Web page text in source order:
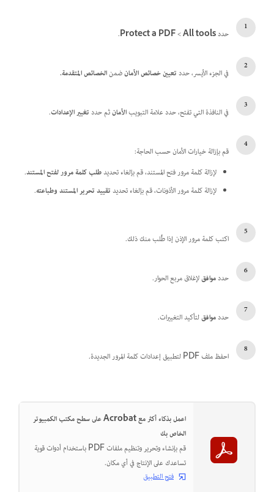
حددAll tools
> ‏
Protect a PDF
.
في الجزء الأيسر، حددتعيين خصائص الأمانضمنالخصائص المتقدمة.
في النافذة التي تفتح، حدد علامة التبويبالأمانثم حددتغيير الإعدادات.
قم بإزالة خيارات الأمان حسب الحاجة:
لإزالة كلمة مرور فتح المستند، قم بإلغاء تحديدطلب كلمة مرور لفتح المستند.
لإزالة كلمة مرور الأذونات، قم بإلغاء تحديدتقييد تحرير المستند وطباعته.
اكتب كلمة مرور الإذن إذا طُلب منك ذلك.
حددموافقلإغلاق مربع الحوار.
حددموافقلتأكيد التغييرات.
احفظ ملف PDF لتطبيق إعدادات كلمة المرور الجديدة.
اعمل بذكاء أكثر مع Acrobat على سطح مكتب الكمبيوتر
الخاص بك
قم بإنشاء وتحرير وتنظيم ملفات PDF باستخدام أدوات قوية
تساعدك على الإنتاج في أي مكان.
فتح التطبيق